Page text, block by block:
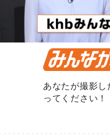
あなたが撮影
ってください！